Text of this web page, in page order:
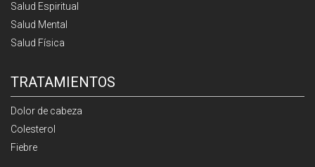
Salud Espiritual
Salud Mental
Salud Física
TRATAMIENTOS
Dolor de cabeza
Colesterol
Fiebre